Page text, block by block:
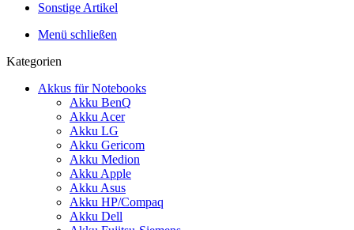
Sonstige Artikel
Menü schließen
Kategorien
Akkus für Notebooks
Akku BenQ
Akku Acer
Akku LG
Akku Gericom
Akku Medion
Akku Apple
Akku Asus
Akku HP/Compaq
Akku Dell